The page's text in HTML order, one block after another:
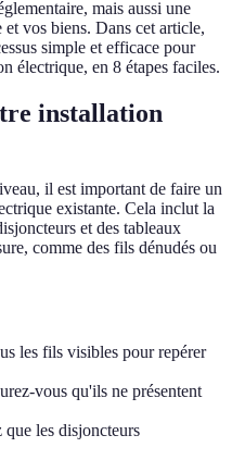
mais aussi une
vos biens. Dans cet article,
simple et efficace pour
électrique, en 8 étapes faciles.
installation
il est important de faire un
existante. Cela inclut la
et des tableaux
comme des fils dénudés ou
les fils visibles pour repérer
vous qu'ils ne présentent
les disjoncteurs